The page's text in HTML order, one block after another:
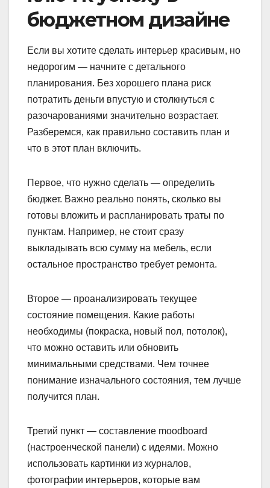
бюджетном дизайне
Если вы хотите сделать интерьер красивым, но
недорогим — начните с детального
планирования. Без хорошего плана риск
потратить деньги впустую и столкнуться с
разочарованиями значительно возрастает.
Разберемся, как правильно составить план и
что в этот план включить.
Первое, что нужно сделать — определить
бюджет. Важно реально понять, сколько вы
готовы вложить и распланировать траты по
пунктам. Например, не стоит сразу
выкладывать всю сумму на мебель, если
остальное пространство требует ремонта.
Второе — проанализировать текущее
состояние помещения. Какие работы
необходимы (покраска, новый пол, потолок),
что можно оставить или обновить
минимальными средствами. Чем точнее
понимание изначального состояния, тем лучше
получится план.
Третий пункт — составление moodboard
(настроенческой панели) с идеями. Можно
использовать картинки из журналов,
фотографии интерьеров, которые вам